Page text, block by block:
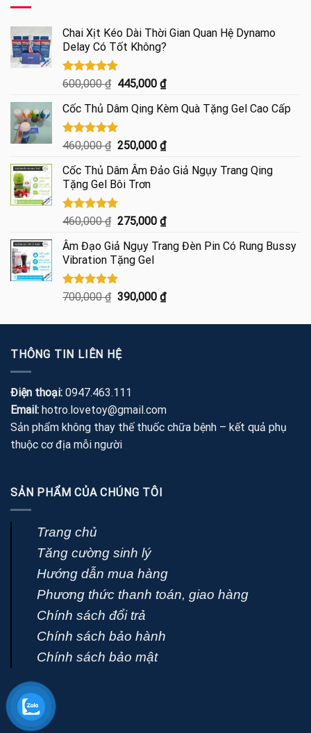
Chai Xịt Kéo Dài Thời Gian Quan Hệ Dynamo
Delay Có Tốt Không?
Được xếp
4.85
5 sao
600,000₫ Giá
là:
600,000 ₫.
445,000 ₫Giá
tại
445,000 ₫.
Cốc Thủ Dâm Qing Kèm Quà Tặng Gel Cao Cấp
Được xếp
5.00
5 sao
460,000₫ Giá
là:
460,000 ₫.
250,000 ₫Giá
tại
Cốc Thủ Dâm Âm Đảo Giả Ngụy Trang Qing
Tặng Gel Bôi Trơn
Được xếp
5.00
5 sao
460,000₫ Giá
là:
460,000 ₫.
275,000 ₫Giá
tại
Âm Đạo Giả Ngụy Trang Đèn Pin Có Rung Bussy
Vibration Tặng Gel
Được xếp
5.00
700,000₫ Giá
là:
390,000 ₫Giá
tại
THÔNG TIN LIÊN HỆ
Điện thoại: 0947.463.111
Email: hotro.lovetoy@gmail.com
Sản phẩm không thay thế thuốc chữa bệnh – kết quả phụ
thuộc cơ địa mỗi người
SẢN PHẨM CỦA CHÚNG TÔI
Trang chủ
Tăng cường sinh lý
Hướng dẫn mua hàng
Phương thức thanh toán, giao hàng
Chính sách đổi trả
Chính sách bảo hành
Chính sách bảo mật